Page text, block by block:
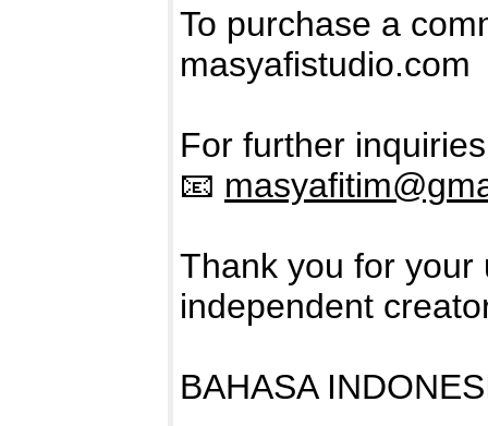
To purchase a
masyafistudio.com
For further
📧
Thank you for your
independent
BAHASA